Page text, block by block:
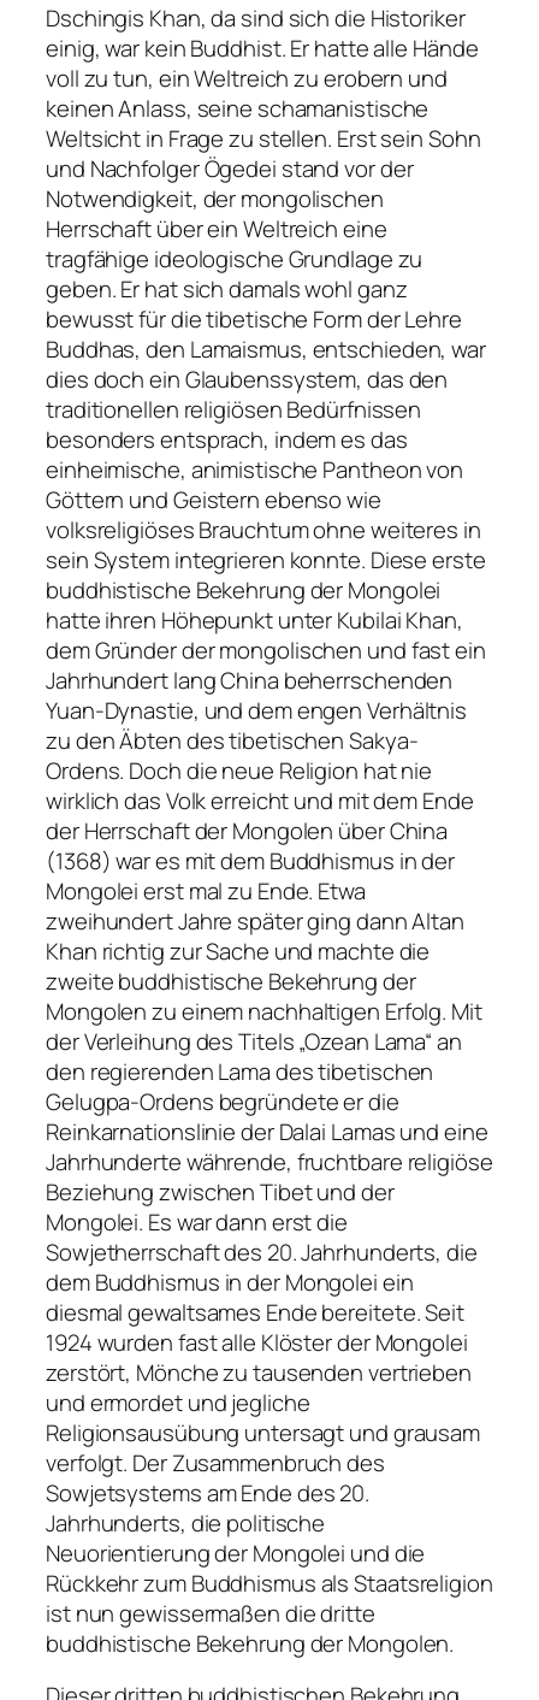
Dschingis Khan, da sind sich die Historiker
einig, war kein Buddhist. Er hatte alle Hände
voll zu tun, ein Weltreich zu erobern und
keinen Anlass, seine schamanistische
Weltsicht in Frage zu stellen. Erst sein Sohn
und Nachfolger Ögedei stand vor der
Notwendigkeit, der mongolischen
Herrschaft über ein Weltreich eine
tragfähige ideologische Grundlage zu
geben. Er hat sich damals wohl ganz
bewusst für die tibetische Form der Lehre
Buddhas, den Lamaismus, entschieden, war
dies doch ein Glaubenssystem, das den
traditionellen religiösen Bedürfnissen
besonders entsprach, indem es das
einheimische, animistische Pantheon von
Göttern und Geistern ebenso wie
volksreligiöses Brauchtum ohne weiteres in
sein System integrieren konnte. Diese erste
buddhistische Bekehrung der Mongolei
hatte ihren Höhepunkt unter Kubilai Khan,
dem Gründer der mongolischen und fast ein
Jahrhundert lang China beherrschenden
Yuan-Dynastie, und dem engen Verhältnis
zu den Äbten des tibetischen Sakya-
Ordens. Doch die neue Religion hat nie
wirklich das Volk erreicht und mit dem Ende
der Herrschaft der Mongolen über China
(1368) war es mit dem Buddhismus in der
Mongolei erst mal zu Ende. Etwa
zweihundert Jahre später ging dann Altan
Khan richtig zur Sache und machte die
zweite buddhistische Bekehrung der
Mongolen zu einem nachhaltigen Erfolg. Mit
der Verleihung des Titels „Ozean Lama“ an
den regierenden Lama des tibetischen
Gelugpa-Ordens begründete er die
Reinkarnationslinie der Dalai Lamas und eine
Jahrhunderte währende, fruchtbare religiöse
Beziehung zwischen Tibet und der
Mongolei. Es war dann erst die
Sowjetherrschaft des 20. Jahrhunderts, die
dem Buddhismus in der Mongolei ein
diesmal gewaltsames Ende bereitete. Seit
1924 wurden fast alle Klöster der Mongolei
zerstört, Mönche zu tausenden vertrieben
und ermordet und jegliche
Religionsausübung untersagt und grausam
verfolgt. Der Zusammenbruch des
Sowjetsystems am Ende des 20.
Jahrhunderts, die politische
Neuorientierung der Mongolei und die
Rückkehr zum Buddhismus als Staatsreligion
ist nun gewissermaßen die dritte
buddhistische Bekehrung der Mongolen.